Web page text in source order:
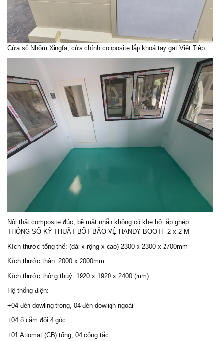
Cửa sổ Nhôm Xingfa, cửa chính conposite lắp khoá tay gạt Việt Tiệp
Nội thất composite đúc, bề mặt nhẵn không có khe hở lắp ghép
THÔNG SỐ KỸ THUÂT BỐT BẢO VỆ HANDY BOOTH 2 x 2 M
Kích thước tổng thể: (dài x rộng x cao) 2300 x 2300 x 2700mm
Kích thước thân: 2000 x 2000mm
Kích thước thông thuỷ: 1920 x 1920 x 2400 (mm)
Hệ thống điện:
+04 đèn dowling trong, 04 đèn dowligh ngoài
+04 ổ cắm đôi 4 góc
+01 Attomat (CB) tổng, 04 công tắc